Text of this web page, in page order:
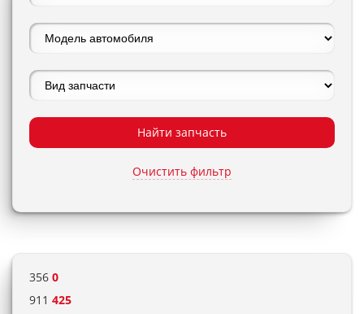
Найти запчасть
Очистить фильтр
356 0
911 425